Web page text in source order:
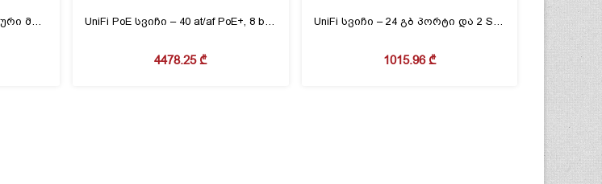
24 x SFP პორტიანი ოპტიკური მართვადი სვიჩი 4 x SFP+ პორტით UniFi PoE სვიჩი – 40 at/af PoE+, 8 bt PoE+ 1გბ პორტები და 4 SFP/SFP+ პორტები
4478.25₾
UniFi სვიჩი – 24 გბ პორტი და 2 SFP პორტი
1015.96₾